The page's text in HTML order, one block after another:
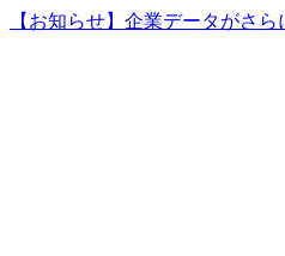
【お知らせ】企業データがさら